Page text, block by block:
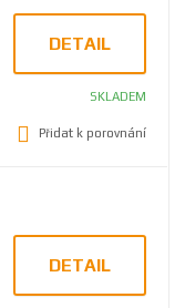
DETAIL
SKLADEM
Přidat k porovnání
DETAIL